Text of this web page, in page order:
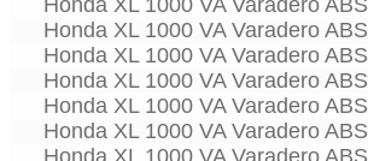
Honda XL 1000 VA Varadero ABS
Honda XL 1000 VA Varadero ABS
Honda XL 1000 VA Varadero ABS
Honda XL 1000 VA Varadero ABS
Honda XL 1000 VA Varadero ABS
Honda XL 1000 VA Varadero ABS